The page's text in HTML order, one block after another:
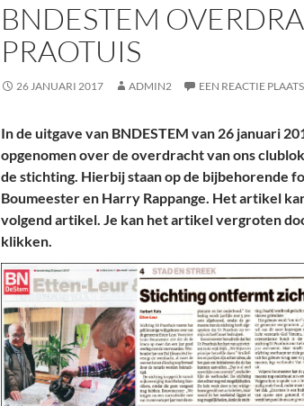
BNDESTEM
PRAOTUIS
26 JANUARI 2017 ADMIN2 EEN REACTIE
In de uitgave van BNDESTEM van 26 januari
opgenomen over de overdracht van ons
de stichting. Hierbij staan op de bijbehorende
Boumeester en Harry Rappange. Het artikel
volgend artikel. Je kan het artikel vergroten
klikken.